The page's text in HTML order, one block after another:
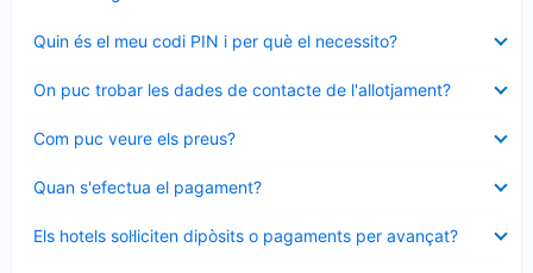
Quin és el meu codi PIN i per què el necessito?
tancat
On puc trobar les dades de contacte de l'allotjament?
tancat
Com puc veure els preus?
tancat
Quan s'efectua el pagament?
tancat
Els hotels sol·liciten dipòsits o pagaments per avançat?
tancat